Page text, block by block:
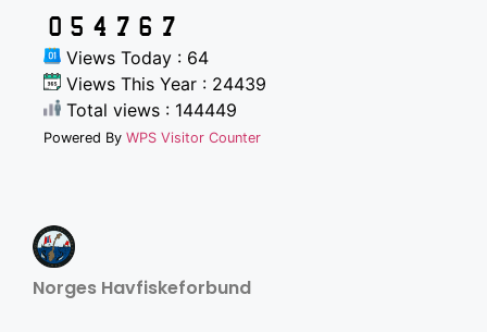
Views Today : 64
Views This Year : 24439
Total views : 144449
Powered By WPS Visitor Counter
Norges Havfiskeforbund